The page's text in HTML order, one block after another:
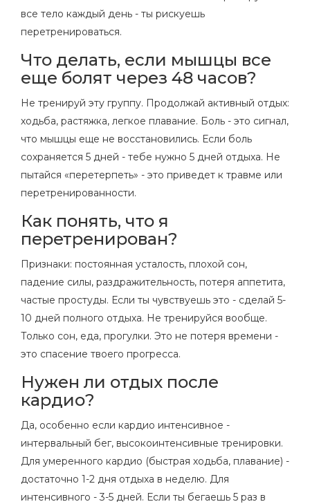
все тело каждый день - ты рискуешь
перетренироваться.
Что делать, если мышцы все
еще болят через 48 часов?
Не тренируй эту группу. Продолжай активный отдых:
ходьба, растяжка, легкое плавание. Боль - это сигнал,
что мышцы еще не восстановились. Если боль
сохраняется 5 дней - тебе нужно 5 дней отдыха. Не
пытайся «перетерпеть» - это приведет к травме или
перетренированности.
Как понять, что я
перетренирован?
Признаки: постоянная усталость, плохой сон,
падение силы, раздражительность, потеря аппетита,
частые простуды. Если ты чувствуешь это - сделай 5-
10 дней полного отдыха. Не тренируйся вообще.
Только сон, еда, прогулки. Это не потеря времени -
это спасение твоего прогресса.
Нужен ли отдых после
кардио?
Да, особенно если кардио интенсивное -
интервальный бег, высокоинтенсивные тренировки.
Для умеренного кардио (быстрая ходьба, плавание) -
достаточно 1-2 дня отдыха в неделю. Для
интенсивного - 3-5 дней. Если ты бегаешь 5 раз в